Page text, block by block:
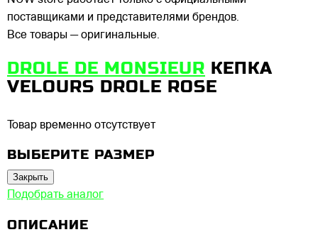
поставщиками и представителями брендов.
Все товары — оригинальные.
DROLE DE MONSIEUR КЕПКА
VELOURS DROLE ROSE
Товар временно отсутствует
ВЫБЕРИТЕ РАЗМЕР
Закрыть
Подобрать аналог
ОПИСАНИЕ